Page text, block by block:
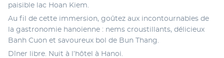
paisible lac Hoan Kiem.
Au fil de cette immersion, goûtez aux incontournables de
la gastronomie hanoïenne : nems croustillants, délicieux
Banh Cuon et savoureux bol de Bun Thang.
Dîner libre. Nuit à l’hôtel à Hanoi.